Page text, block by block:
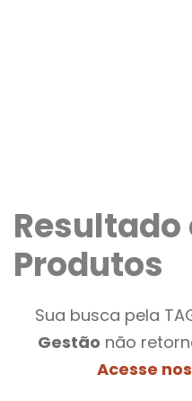
Resultado
Produtos
Sua busca pela
Gestão não
Acesse